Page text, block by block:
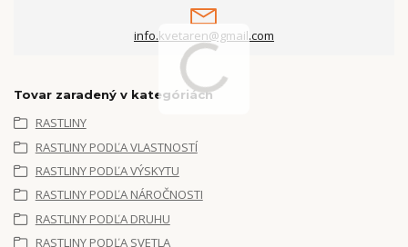
info.kvetaren@gmail.com
Tovar zaradený v kategóriách
RASTLINY
RASTLINY PODĽA VLASTNOSTÍ
RASTLINY PODĽA VÝSKYTU
RASTLINY PODĽA NÁROČNOSTI
RASTLINY PODĽA DRUHU
RASTLINY PODĽA SVETLA